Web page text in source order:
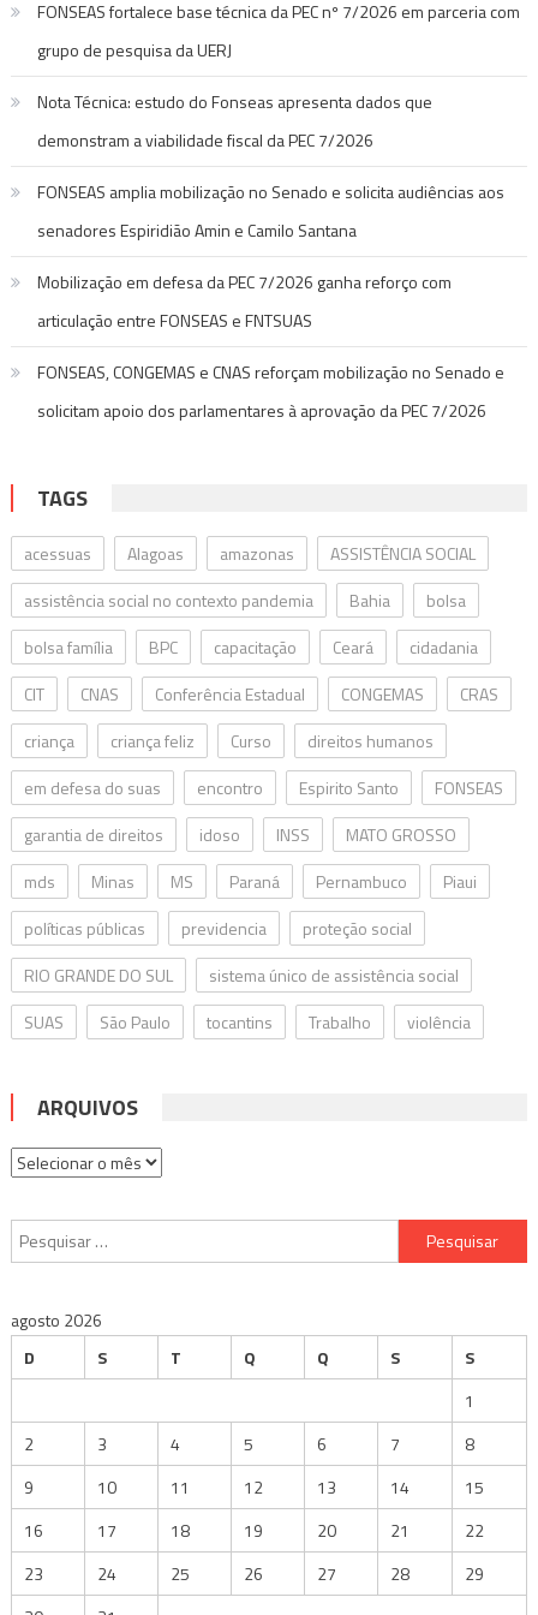
FONSEAS fortalece base técnica da PEC nº 7/2026 em parceria com
grupo de pesquisa da UERJ
Nota Técnica: estudo do Fonseas apresenta dados que
demonstram a viabilidade fiscal da PEC 7/2026
FONSEAS amplia mobilização no Senado e solicita audiências aos
senadores Espiridião Amin e Camilo Santana
Mobilização em defesa da PEC 7/2026 ganha reforço com
articulação entre FONSEAS e FNTSUAS
FONSEAS, CONGEMAS e CNAS reforçam mobilização no Senado e
solicitam apoio dos parlamentares à aprovação da PEC 7/2026
TAGS
acessuas Alagoas amazonas
ASSISTÊNCIA SOCIAL
assistência social no contexto pandemia
Bahia
bolsa
bolsa família
BPC capacitação Ceará
cidadania
CIT
CNAS Conferência Estadual CONGEMAS
CRAS
criança
criança feliz Curso
direitos humanos
em defesa do suas
encontro Espirito Santo
FONSEAS
garantia de direitos
idoso INSS
MATO GROSSO
mds
Minas MS Paraná Pernambuco
Piaui
políticas públicas
previdencia
proteção social
RIO GRANDE DO SUL
sistema único de assistência social
SUAS
São Paulo tocantins Trabalho violência
ARQUIVOS
Arquivos
Pesquisar
por:
agosto 2026
D
S T Q Q S
S
1
2
3 4 5 6 7
8
9
10 11 12 13 14
15
16
17 18 19 20 21
22
23
24 25 26 27 28
29